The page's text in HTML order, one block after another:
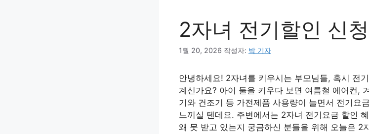
2자녀 전기할인 신
1월 20, 2026 작성자: 박 기자
안녕하세요! 2자녀를 키우시는 부모님들, 혹시 전
계신가요? 아이 둘을 키우다 보면 여름철 에어컨,
기와 건조기 등 가전제품 사용량이 늘면서 전기요
느끼실 텐데요. 주변에서는 2자녀 전기요금 할인
왜 못 받고 있는지 궁금하신 분들을 위해 오늘은 2